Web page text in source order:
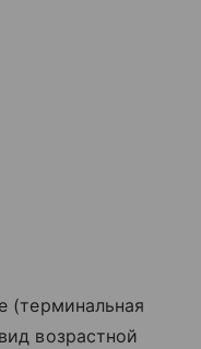
(терминальная
возрастной